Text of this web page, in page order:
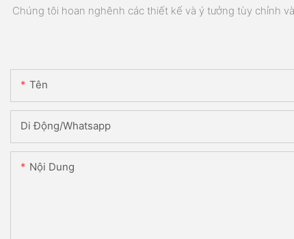
Chúng tôi hoan nghênh các thiết kế và ý tưởng tùy chỉnh
Tên
Di Động/Whatsapp
Nội Dung